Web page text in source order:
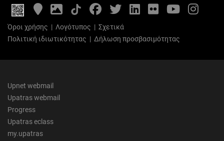
Google
Maps
Photo
Gallery
FacebookTwitterLinkedIn
FlickrYouTube
Όροι χρήσης | Λογότυπος | Σχετικά
Πολιτική ιδιωτικότητας | Δήλωση προσβασιμότητας
Upnet webmail
Upatras webmail
Progress
Upatras eclass
my.upatras